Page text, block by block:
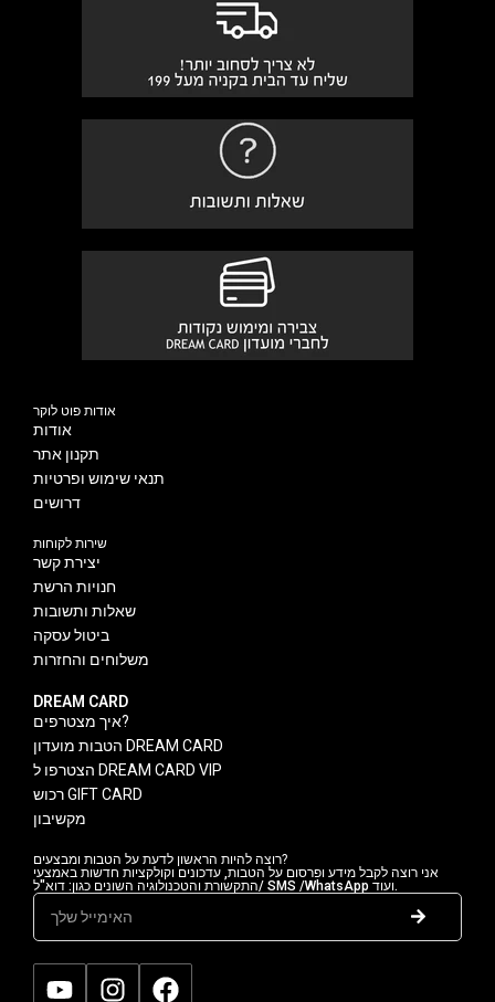
אודות פוט לוקר
אודות
תקנון אתר
תנאי שימוש ופרטיות
דרושים
שירות לקוחות
יצירת קשר
חנויות הרשת
שאלות ותשובות
ביטול עסקה
משלוחים והחזרות
DREAM CARD
איך מצטרפים?
הטבות מועדון DREAM CARD
הצטרפו ל DREAM CARD VIP
רכוש GIFT CARD
מקשיבון
רוצה להיות הראשון לדעת על הטבות ומבצעים?
אני רוצה לקבל מידע ופרסום על הטבות, עדכונים וקולקציות חדשות באמצעי
התקשורת והטכנולוגיה השונים כגון: דוא"ל/ SMS /WhatsApp ועוד.